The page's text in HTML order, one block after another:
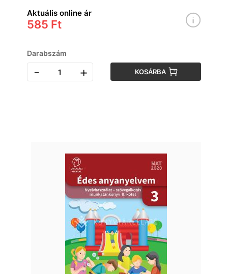
Aktuális online ár
585 Ft
Darabszám
- + KOSÁRBA